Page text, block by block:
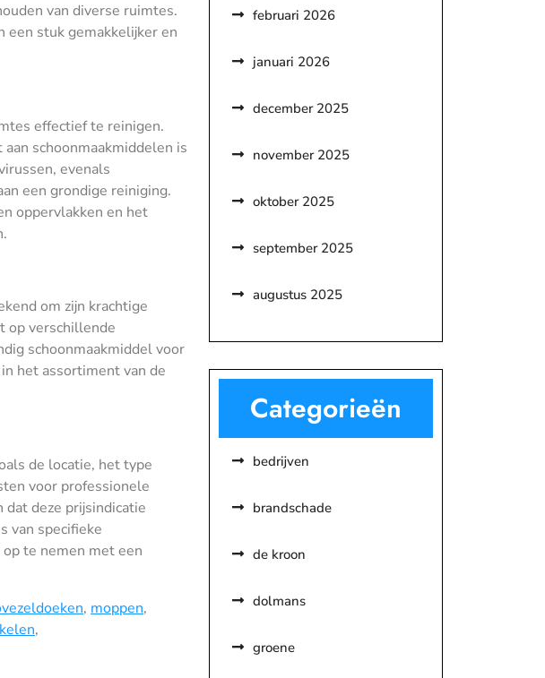
van diverse ruimtes.
een stuk gemakkelijker en
effectief te reinigen.
schoonmaakmiddelen is
evenals
een grondige reiniging.
oppervlakken en het
om zijn krachtige
op verschillende
schoonmaakmiddel voor
het assortiment van de
de locatie, het type
voor professionele
deze prijsindicatie
van specifieke
te nemen met een
, moppen,
,
februari 2026
januari 2026
december 2025
november 2025
oktober 2025
september 2025
augustus 2025
Categorieën
bedrijven
brandschade
de kroon
dolmans
groene